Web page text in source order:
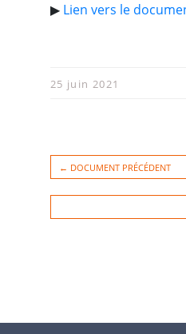
▶︎ Lien vers le
25 juin 2021
← DOCUMENT PRÉCÉDENT